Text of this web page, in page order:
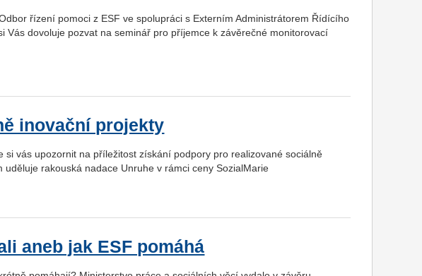
řízení pomoci z ESF ve spolupráci s Externím Administrátorem Řídícího
Vás dovoluje pozvat na seminář pro příjemce k závěrečné monitorovací
inovační projekty
si vás upozornit na příležitost získání podpory pro realizované sociálně
uděluje rakouská nadace Unruhe v rámci ceny SozialMarie
aneb jak ESF pomáhá